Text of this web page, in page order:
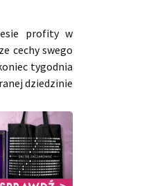
profity w
cechy swego
tygodnia
dziedzinie